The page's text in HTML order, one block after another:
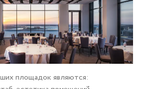
площадок являются: